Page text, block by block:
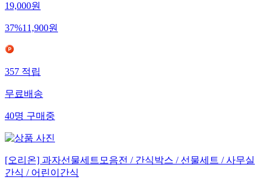
19,000원
37%11,900원
357 적립
무료배송
40명 구매중
[오리온] 과자선물세트모음전 / 간식박스 / 선물세트 / 사무실
간식 / 어린이간식